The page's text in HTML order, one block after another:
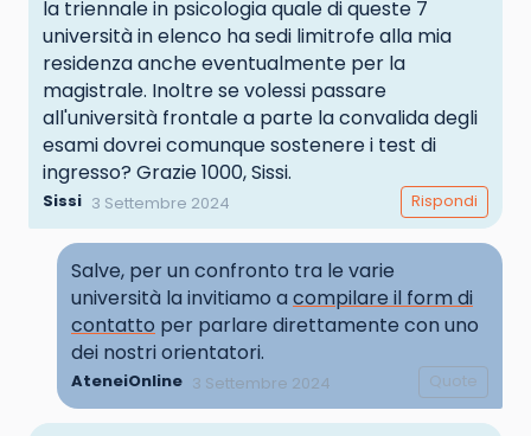
la triennale in psicologia quale di queste 7
università in elenco ha sedi limitrofe alla mia
residenza anche eventualmente per la
magistrale. Inoltre se volessi passare
all'università frontale a parte la convalida degli
esami dovrei comunque sostenere i test di
ingresso? Grazie 1000, Sissi.
Sissi 3 Settembre 2024 Rispondi
Salve, per un confronto tra le varie
università la invitiamo a compilare il form di
contatto per parlare direttamente con uno
dei nostri orientatori.
AteneiOnline 3 Settembre 2024 Quote